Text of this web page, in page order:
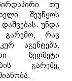
თუ
შეუწყოს
უნდა
გარემო, რაც
აგენტებს,
ზედმეტი
გარეშე,